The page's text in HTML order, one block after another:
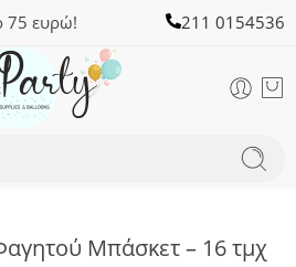
75 ευρώ! 211 0154536
Μπάσκετ – 16 τμχ